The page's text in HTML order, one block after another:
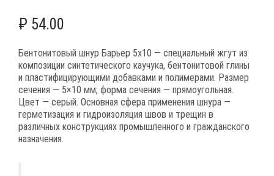
₽ 54.00
Бентонитовый шнур Барьер 5х10 — специальный жгут из
композиции синтетического каучука, бентонитовой глины
и пластифицирующими добавками и полимерами. Размер
сечения — 5×10 мм, форма сечения — прямоугольная.
Цвет — серый. Основная сфера применения шнура —
герметизация и гидроизоляция швов и трещин в
различных конструкциях промышленного и гражданского
назначения.